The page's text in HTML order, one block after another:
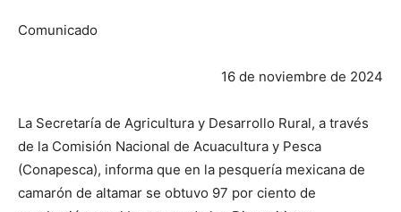
Comunicado
16 de noviembre de 2024
La Secretaría de Agricultura y Desarrollo Rural, a través
de la Comisión Nacional de Acuacultura y Pesca
(Conapesca), informa que en la pesquería mexicana de
camarón de altamar se obtuvo 97 por ciento de